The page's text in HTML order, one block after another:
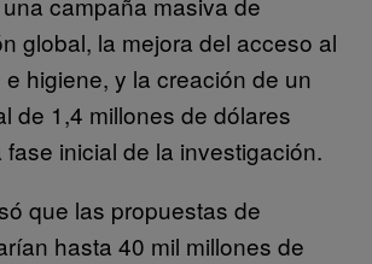
global, la mejora del acceso al
higiene, y la creación de un
de 1,4 millones de dólares
fase inicial de la investigación.
que las propuestas de
hasta 40 mil millones de